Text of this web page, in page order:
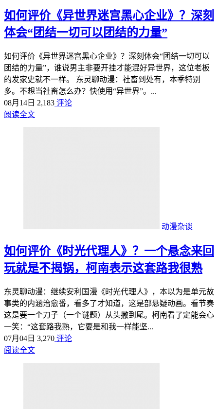
如何评价《异世界迷宫黑心企业》？深刻
体会“团结一切可以团结的力量”
如何评价《异世界迷宫黑心企业》？深刻体会“团结一切可以
团结的力量”，谁说男主非要开挂才能混好异世界，这位老板
的发家史就不一样。 东灵聊动漫：社畜到处有，本季特别
多。不想当社畜怎么办？快使用“异世界”。...
08月14日 2,183 评论
阅读全文
动漫杂谈
如何评价《时光代理人》？一个悬念来回
玩就是不揭锅，柯南表示这套路我很熟
东灵聊动漫：继续安利国漫《时光代理人》，本以为是单元故
事类的内涵治愈番，看多了才知道，这是部悬疑动画。看节奏
这是要一个刀子（一个谜题）从头撒到尾。柯南看了定能会心
一笑：“这套路我熟，它要是和我一样能坚...
07月04日 3,270 评论
阅读全文